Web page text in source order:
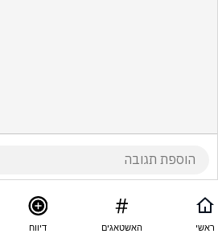
ראשי האשטאגים דיווח